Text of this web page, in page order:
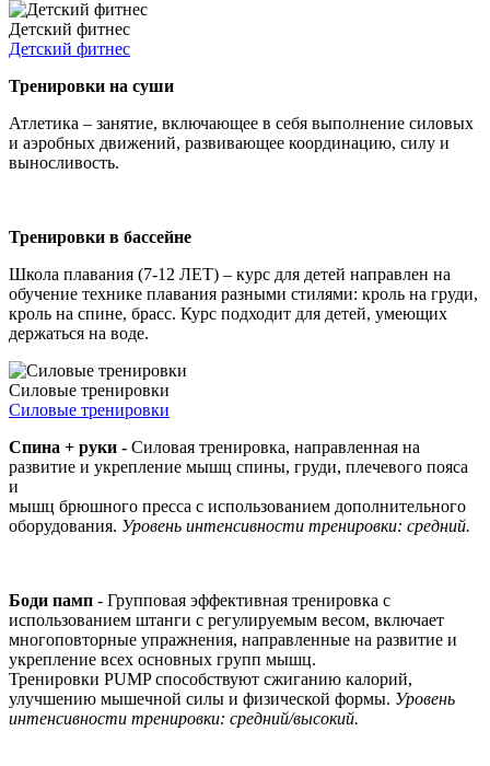
Детский фитнес
Детский фитнес
Тренировки на суши
Атлетика – занятие, включающее в себя выполнение силовых
и аэробных движений, развивающее координацию, силу и
выносливость.
Тренировки в бассейне
Школа плавания (7-12 ЛЕТ) – курс для детей направлен на
обучение технике плавания разными стилями: кроль на груди,
кроль на спине, брасс. Курс подходит для детей, умеющих
держаться на воде.
Силовые тренировки
Силовые тренировки
Спина + руки - Силовая тренировка, направленная на
развитие и укрепление мышц спины, груди, плечевого пояса
и
мышц брюшного пресса с использованием дополнительного
оборудования. Уровень интенсивности тренировки: средний.
Боди памп - Групповая эффективная тренировка с
использованием штанги с регулируемым весом, включает
многоповторные упражнения, направленные на развитие и
укрепление всех основных групп мышц.
Тренировки PUMP способствуют сжиганию калорий,
улучшению мышечной силы и физической формы. Уровень
интенсивности тренировки: средний/высокий.